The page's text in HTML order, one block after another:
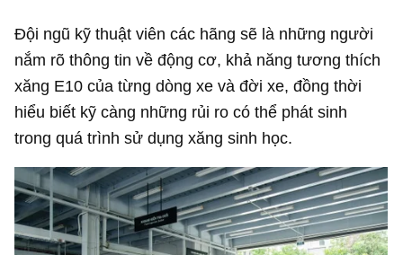
Đội ngũ kỹ thuật viên các hãng sẽ là những người
nắm rõ thông tin về động cơ, khả năng tương thích
xăng E10 của từng dòng xe và đời xe, đồng thời
hiểu biết kỹ càng những rủi ro có thể phát sinh
trong quá trình sử dụng xăng sinh học.